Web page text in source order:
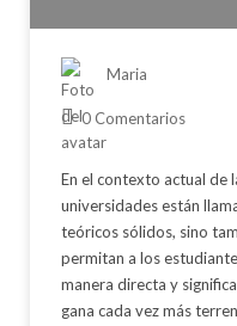
Maria
0 Comentarios
En el contexto actual de
universidades están
teóricos sólidos, sino
permitan a los
manera directa y
gana cada vez más